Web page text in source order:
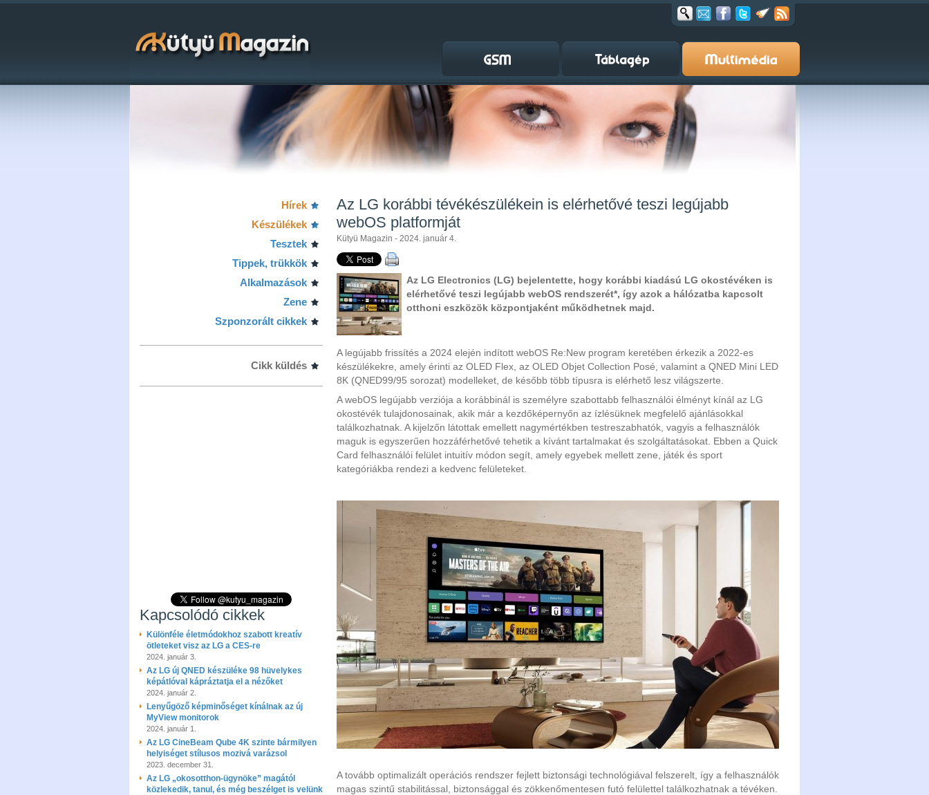
Hírek
Készülékek
Tesztek
Tippek, trükkök
Alkalmazások
Zene
Szponzorált cikkek
Cikk küldés
Kapcsolódó cikkek
Különféle életmódokhoz szabott kreatív
ötleteket visz az LG a CES-re
2024. január 3.
Az LG új QNED készüléke 98 hüvelykes
képátlóval kápráztatja el a nézőket
2024. január 2.
Lenyűgöző képminőséget kínálnak az új
MyView monitorok
2024. január 1.
Az LG CineBeam Qube 4K szinte bármilyen
helyiséget stílusos mozivá varázsol
2023. december 31.
Az LG „okosotthon-ügynöke” magától
közlekedik, tanul, és még beszélget is velünk
Az LG korábbi tévékészülékein is elérhetővé teszi legújabb
webOS platformját
Kütyü Magazin - 2024. január 4.
Az LG Electronics (LG) bejelentette, hogy korábbi kiadású LG okostévéken is
elérhetővé teszi legújabb webOS rendszerét*, így azok a hálózatba kapcsolt
otthoni eszközök központjaként működhetnek majd.
A legújabb frissítés a 2024 elején indított webOS Re:New program keretében érkezik a 2022-es
készülékekre, amely érinti az OLED Flex, az OLED Objet Collection Posé, valamint a QNED Mini LED
8K (QNED99/95 sorozat) modelleket, de később több típusra is elérhető lesz világszerte.
A webOS legújabb verziója a korábbinál is személyre szabottabb felhasználói élményt kínál az LG
okostévék tulajdonosainak, akik már a kezdőképernyőn az ízlésüknek megfelelő ajánlásokkal
találkozhatnak. A kijelzőn látottak emellett nagymértékben testreszabhatók, vagyis a felhasználók
maguk is egyszerűen hozzáférhetővé tehetik a kívánt tartalmakat és szolgáltatásokat. Ebben a Quick
Card felhasználói felület intuitív módon segít, amely egyebek mellett zene, játék és sport
kategóriákba rendezi a kedvenc felületeket.
A tovább optimalizált operációs rendszer fejlett biztonsági technológiával felszerelt, így a felhasználók
magas szintű stabilitással, biztonsággal és zökkenőmentesen futó felülettel találkozhatnak a tévéken.